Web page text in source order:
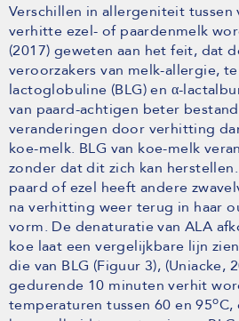
Verschillen in allergeniteit
verhitte ezel- of paardenmelk
(2017) geweten aan het feit, dat
veroorzakers van melk-allergie,
lactoglobuline (BLG) en α-
van paard-achtigen beter
veranderingen door verhitting
koe-melk. BLG van koe-melk
zonder dat dit zich kan herstellen.
paard of ezel heeft andere
na verhitting weer terug in haar
vorm. De denaturatie van ALA
koe laat een vergelijkbare lijn
die van BLG (Figuur 3), (Uniacke,
gedurende 10 minuten verhit
temperaturen tussen 60 en 95oC,